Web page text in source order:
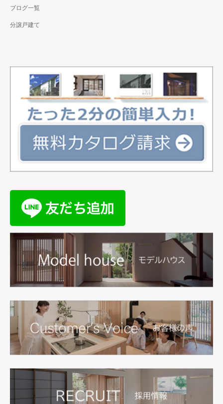
ブログ一覧
分譲戸建て